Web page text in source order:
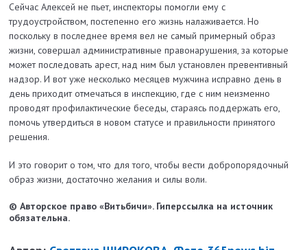
Сейчас Алексей не пьет, инспекторы помогли ему с
трудоустройством, постепенно его жизнь налаживается. Но
поскольку в по­следнее время вел не самый примерный образ
жизни, совершал административные правонарушения, за которые
может последовать арест, над ним был установлен превентивный
надзор. И вот уже несколько месяцев мужчина исправно день в
день приходит отмечаться в инспекцию, где с ним неизменно
проводят профилактические беседы, стараясь поддержать его,
помочь утвердиться в новом статусе и правильности принятого
решения.
И это говорит о том, что для того, чтобы вести добропорядочный
образ жизни, достаточно желания и силы воли.
© Авторское право «Витьбичи». Гиперссылка на источник
обязательна.